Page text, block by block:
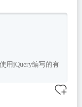
用jQuery编写的有